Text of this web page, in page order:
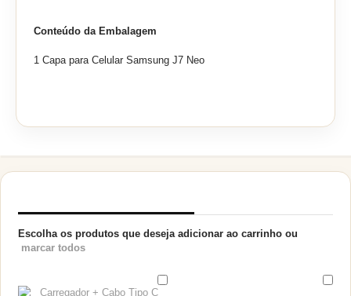
Conteúdo da Embalagem
1 Capa para Celular Samsung J7 Neo
Escolha os produtos que deseja adicionar ao carrinho ou
marcar todos